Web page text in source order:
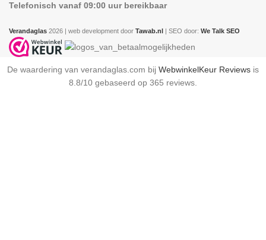
Telefonisch vanaf 09:00 uur bereikbaar
Verandaglas 2026 | web development door Tawab.nl | SEO door: We Talk SEO
De waardering van verandaglas.com bij WebwinkelKeur Reviews is
8.8/10 gebaseerd op 365 reviews.